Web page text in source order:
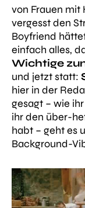
von Frauen mit
vergesst den
Boyfriend
einfach alles,
Wichtige
und jetztstatt:
hier in der
gesagt – wie
ihr den über-
habt – geht es
Background-